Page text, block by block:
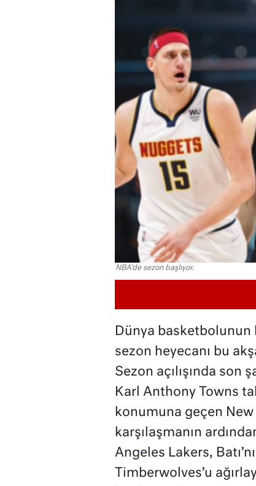
NBA'de sezon başlıyor.
Dünya basketbolunun
sezon heyecanı bu
Sezon açılışında son
Karl Anthony Towns
konumuna geçen New
karşılaşmanın
Angeles Lakers,
Timberwolves’u